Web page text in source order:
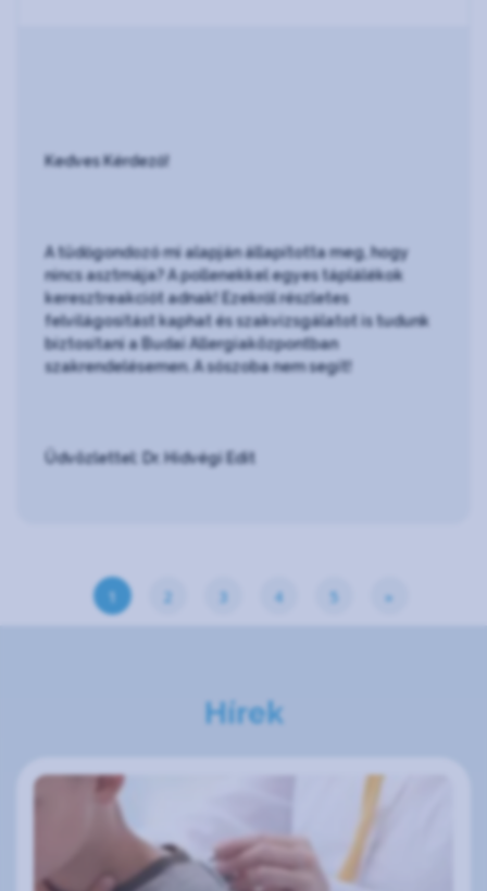
Kedves Kérdező!
A tüdőgondozó mi alapján állapította meg, hogy
nincs asztmája? A pollenekkel egyes táplálékok
keresztreakciót adnak! Ezekről részletes
felvilágosítást kaphat és szakvizsgálatot is tudunk
biztosítani a Budai Allergiaközpontban
szakrendelésemen. A sószoba nem segít!
Üdvözlettel: Dr. Hidvégi Edit
1 2 3 4 5 »
Hírek